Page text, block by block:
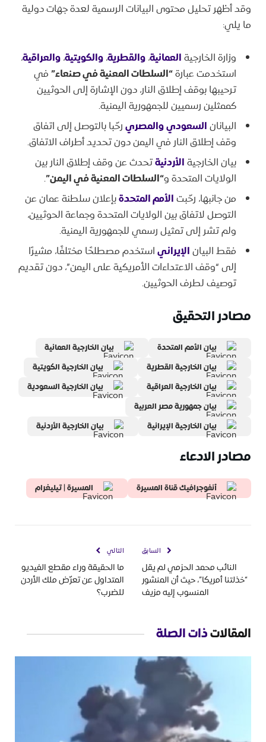
وقد أظهر تحليل محتوى البيانات الرسمية لعدة جهات دولية
ما يلي:
وزارة الخارجيةالعمانية،والقطرية،والكويتية،والعراقية،
استخدمت عبارة“السلطات المعنية في صنعاء”في
ترحيبها بوقف إطلاق النار، دون الإشارة إلى الحوثيين
كممثلين رسميين للجمهورية اليمنية.
البيانانالسعوديوالمصريرحّبا بالتوصل إلى اتفاق
وقف إطلاق النار في اليمن دون تحديد أطراف الاتفاق.
بيان الخارجيةالأردنيةتحدث عن وقف إطلاق النار بين
الولايات المتحدة و“السلطات المعنية في اليمن”.
من جانبها، رحّبتالأمم المتحدةبإعلان سلطنة عمان عن
التوصل لاتفاق بين الولايات المتحدة وجماعة الحوثيين،
ولم تشر إلى تمثيل رسمي للجمهورية اليمنية.
فقط البيانالإيرانياستخدم مصطلحًا مختلفًا، مشيرًا
إلى “وقف الاعتداءات الأمريكية على اليمن”، دون تقديم
توصيف لطرف الحوثيين.
مصادر التحقيق
بيان الأمم المتحدة
بيان الخارجية العمانية
بيان الخارجية القطرية
بيان الخارجية الكويتية
بيان الخارجية العراقية
بيان الخارجية السعودية
بيان جمهورية مصر العربية
بيان الخارجية الإيرانية
بيان الخارجية الأردنية
مصادر الادعاء
أنفوجرافيك قناة المسيرة المسيرة | تيليغرام
السابق
النائب محمد الحزمي لم يقل
“خذلتنا أمريكا”، حيث أن المنشور
المنسوب إليه مزيف
التالي
ما الحقيقة وراء مقطع الفيديو
المتداول عن تعرّض ملك الأردن
للضرب؟
المقالاتذات الصلة